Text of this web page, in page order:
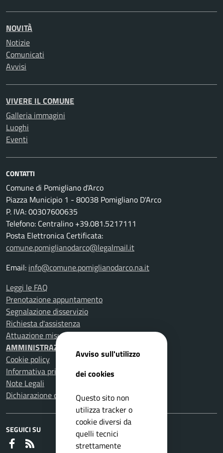
NOVITÀ
Notizie
Comunicati
Avvisi
VIVERE IL COMUNE
Galleria immagini
Luoghi
Eventi
CONTATTI
Comune di Pomigliano d'Arco
Piazza Municipio 1 - 80038 Pomigliano D'Arco
P. IVA: 00307600635
Telefono: Centralino +39.081.5217111
Posta Elettronica Certificata:
comune.pomiglianodarco@legalmail.it
Email: info@comune.pomiglianodarco.na.it
Leggi le FAQ
Prenotazione appuntamento
Segnalazione disservizio
Richiesta d'assistenza
Attuazione misure PNRR
AMMINISTRAZIONE TRASPARENTE
Cookie policy
Informativa privacy
Note Legali
Dichiarazione di accessibilità
SEGUICI SU
Faceboook
Avviso sull'utilizzo
dei cookies
Questo sito non
utilizza tracker o
cookie diversi da
quelli tecnici
strettamente